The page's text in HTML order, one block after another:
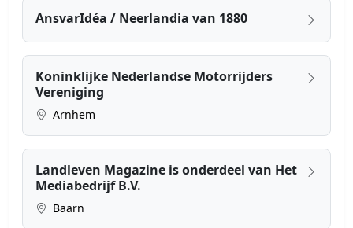
AnsvarIdéa / Neerlandia van 1880
Koninklijke Nederlandse Motorrijders
Vereniging
Arnhem
Landleven Magazine is onderdeel van Het
Mediabedrijf B.V.
Baarn